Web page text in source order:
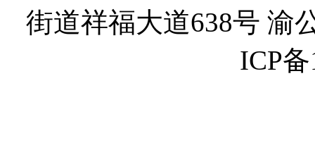
街道祥福大道638号 渝
ICP